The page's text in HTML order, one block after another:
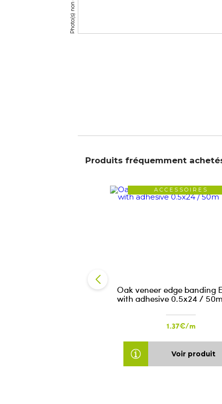
Produits fréquemment
ACCESSOIRES
Oak veneer edge banding
with adhesive 0.5x24 / 50m
1.37€/m
Voir produit